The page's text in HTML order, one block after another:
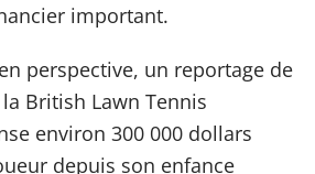
important.
perspective, un reportage de
British Lawn Tennis
environ 300 000 dollars
depuis son enfance